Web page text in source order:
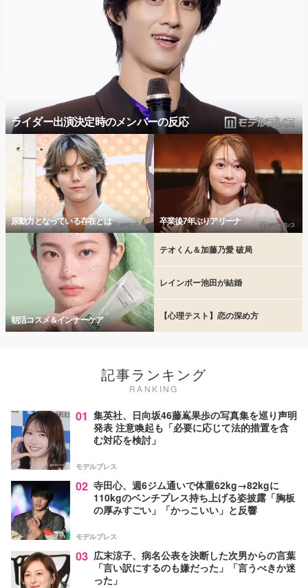
ライダー出演決定時のメンバーの反応
原動力となっている存在とは 卒業後7年ぶりアリーナ
朝活コスメ＆インナーケア
テオくん＆加藤乃愛 破局
レインボー池田が結婚
【心理テスト】恋の深め方
記事ランキング
RANKING
01 集英社、日向坂46藤嶌果歩の写真集を巡り声明
発表 注意喚起も「必要に応じて法的措置を含
む対応を検討」
モデルプレス
02 寺田心、週6ジム通いで体重62kg→82kgに
110kgのベンチプレス持ち上げる姿披露「胸板
の厚みすごい」「かっこいい」と反響
モデルプレス
03 広末涼子、病名公表を決断した次男からの言葉
「言い訳にするのも嫌だった」「言うべきか迷
った」